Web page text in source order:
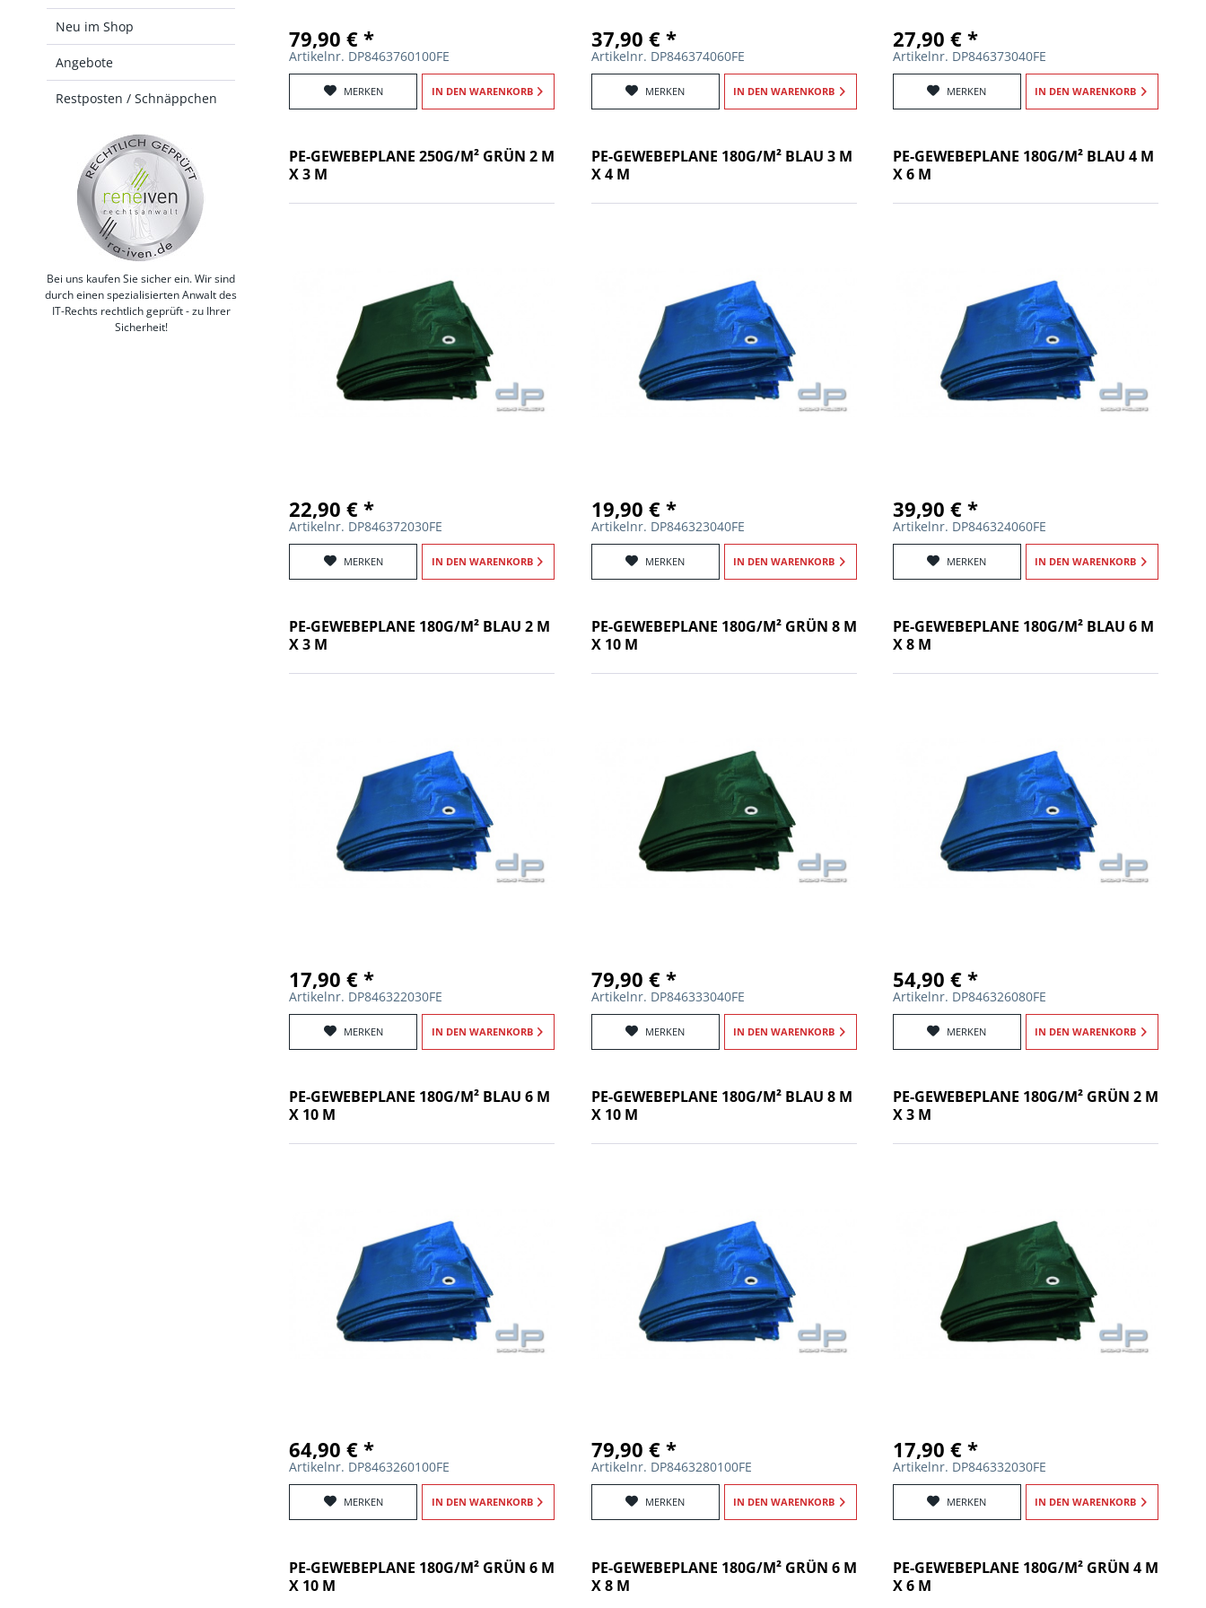
Neu im Shop
Angebote
Restposten / Schnäppchen
Bei uns kaufen Sie sicher ein. Wir sind
durch einen spezialisierten Anwalt des
IT-Rechts rechtlich geprüft - zu Ihrer
Sicherheit!
79,90 € *
Artikelnr. DP8463760100FE
MERKEN IN DEN WARENKORB
37,90 € *
Artikelnr. DP846374060FE
MERKEN IN DEN WARENKORB
27,90 € *
Artikelnr. DP846373040FE
MERKEN IN DEN WARENKORB
PE-GEWEBEPLANE 250G/M² GRÜN 2 M
X 3 M
22,90 € *
Artikelnr. DP846372030FE
MERKEN IN DEN WARENKORB
PE-GEWEBEPLANE 180G/M² BLAU 3 M
X 4 M
19,90 € *
Artikelnr. DP846323040FE
MERKEN IN DEN WARENKORB
PE-GEWEBEPLANE 180G/M² BLAU 4 M
X 6 M
39,90 € *
Artikelnr. DP846324060FE
MERKEN IN DEN WARENKORB
PE-GEWEBEPLANE 180G/M² BLAU 2 M
X 3 M
17,90 € *
Artikelnr. DP846322030FE
MERKEN IN DEN WARENKORB
PE-GEWEBEPLANE 180G/M² GRÜN 8 M
X 10 M
79,90 € *
Artikelnr. DP846333040FE
MERKEN IN DEN WARENKORB
PE-GEWEBEPLANE 180G/M² BLAU 6 M
X 8 M
54,90 € *
Artikelnr. DP846326080FE
MERKEN IN DEN WARENKORB
PE-GEWEBEPLANE 180G/M² BLAU 6 M
X 10 M
64,90 € *
Artikelnr. DP8463260100FE
MERKEN IN DEN WARENKORB
PE-GEWEBEPLANE 180G/M² BLAU 8 M
X 10 M
79,90 € *
Artikelnr. DP8463280100FE
MERKEN IN DEN WARENKORB
PE-GEWEBEPLANE 180G/M² GRÜN 2 M
X 3 M
17,90 € *
Artikelnr. DP846332030FE
MERKEN IN DEN WARENKORB
PE-GEWEBEPLANE 180G/M² GRÜN 6 M
X 10 M
PE-GEWEBEPLANE 180G/M² GRÜN 6 M
X 8 M
PE-GEWEBEPLANE 180G/M² GRÜN 4 M
X 6 M